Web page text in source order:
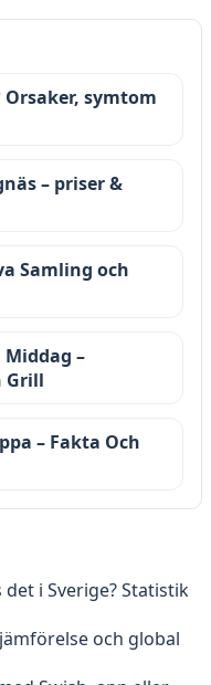
Orsaker, symtom
– priser &
Samling och
–
Grill
– Fakta Och
i Sverige? Statistik
och global